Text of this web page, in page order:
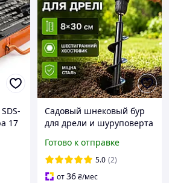
17
Садовый шнековый бур
для дрели и шуруповерта
стали, шестигранный
хвостовик
Готово к отправке
5.0 (2)
от36₴/мес